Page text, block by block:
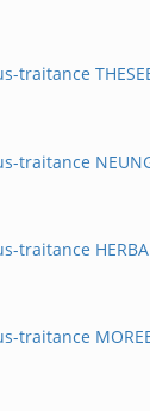
traitance
traitance
traitance
traitance